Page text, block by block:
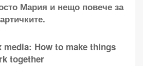
Мария и нещо повече за
media: How to make things
together